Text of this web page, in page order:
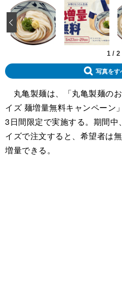
1 / 2
‹
写真をす
丸亀製麺は、「丸亀製麺の
イズ 麺増量無料キャンペーン
3日間限定で実施する。期間
イズで注文すると、希望者は
増量できる。